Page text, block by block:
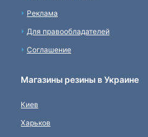
Реклама
Для правообладателей
Соглашение
Магазины резины в Украине
Киев
Харьков